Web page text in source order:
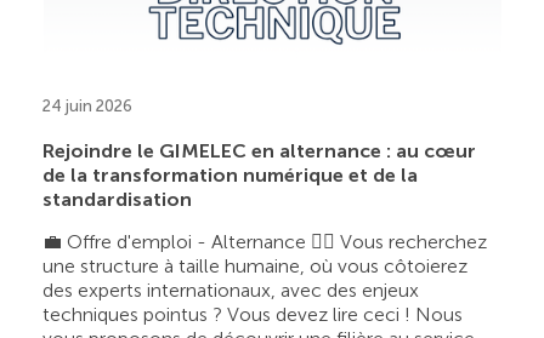
24 juin 2026
Rejoindre le GIMELEC en alternance : au cœur
de la transformation numérique et de la
standardisation
💼 Offre d'emploi - Alternance 👉🏼 Vous recherchez
une structure à taille humaine, où vous côtoierez
des experts internationaux, avec des enjeux
techniques pointus ? Vous devez lire ceci ! Nous